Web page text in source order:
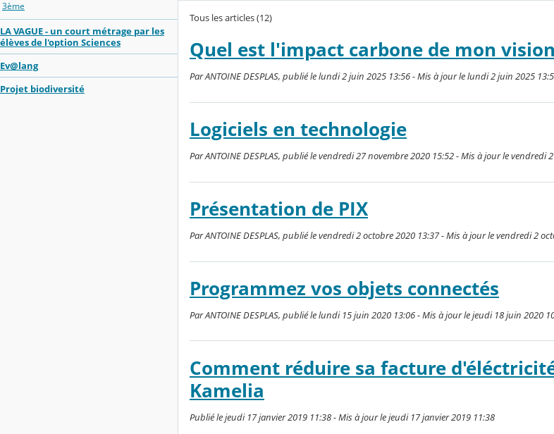
3ème
LA VAGUE - un court métrage par les
élèves de l'option Sciences
Ev@lang
Projet biodiversité
Tous les articles (12)
Quel est l'impact carbone de mon
Par ANTOINE DESPLAS, publié le lundi 2 juin 2025 13:56 - Mis à jour le lundi 2 juin 2025
Logiciels en technologie
Par ANTOINE DESPLAS, publié le vendredi 27 novembre 2020 15:52 - Mis à jour le vendredi
Présentation de PIX
Par ANTOINE DESPLAS, publié le vendredi 2 octobre 2020 13:37 - Mis à jour le vendredi 2
Programmez vos objets connectés
Par ANTOINE DESPLAS, publié le lundi 15 juin 2020 13:06 - Mis à jour le jeudi 18 juin 2020
Comment réduire sa facture
Kamelia
Publié le jeudi 17 janvier 2019 11:38 - Mis à jour le jeudi 17 janvier 2019 11:38